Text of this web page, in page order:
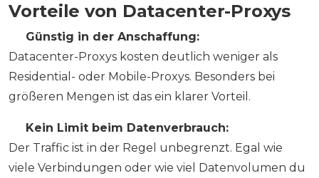
Vorteile von Datacenter-Proxys
Günstig in der Anschaffung:
Datacenter-Proxys kosten deutlich weniger als
Residential- oder Mobile-Proxys. Besonders bei
größeren Mengen ist das ein klarer Vorteil.
Kein Limit beim Datenverbrauch:
Der Traffic ist in der Regel unbegrenzt. Egal wie
viele Verbindungen oder wie viel Datenvolumen du